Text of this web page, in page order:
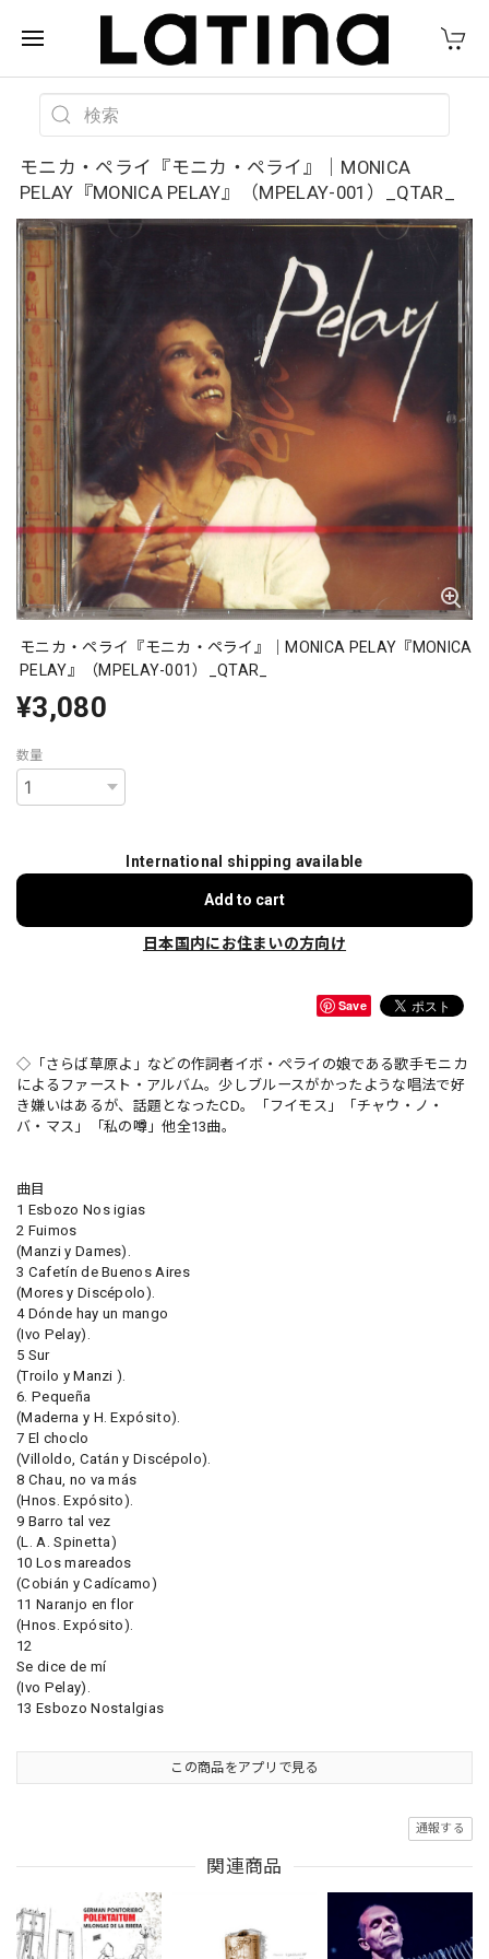
モニカ・ペライ『モニカ・ペライ』｜MONICA
PELAY『MONICA PELAY』（MPELAY-001）_QTAR_
モニカ・ペライ『モニカ・ペライ』｜MONICA PELAY『MONICA
PELAY』（MPELAY-001）_QTAR_
¥3,080
数量
International shipping available
Add to cart
日本国内にお住まいの方向け
Save
◇「さらば草原よ」などの作詞者イボ・ぺライの娘である歌手モニカ
によるファースト・アルバム。少しブルースがかったような唱法で好
き嫌いはあるが、話題となったCD。「フイモス」「チャウ・ノ・
バ・マス」「私の噂」他全13曲。
曲目
1 Esbozo Nos igias
2 Fuimos
(Manzi y Dames).
3 Cafetín de Buenos Aires
(Mores y Discépolo).
4 Dónde hay un mango
(Ivo Pelay).
5 Sur
(Troilo y Manzi ).
6. Pequeña
(Maderna y H. Expósito).
7 El choclo
(Villoldo, Catán y Discépolo).
8 Chau, no va más
(Hnos. Expósito).
9 Barro tal vez
(L. A. Spinetta)
10 Los mareados
(Cobián y Cadícamo)
11 Naranjo en flor
(Hnos. Expósito).
12
Se dice de mí
(Ivo Pelay).
13 Esbozo Nostalgias
この商品をアプリで見る
通報する
関連商品